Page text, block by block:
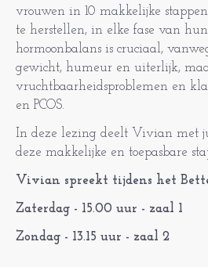
vrouwen in 10 makkelijke
te herstellen, in elke fase van
hormoonbalans is cruciaal,
gewicht, humeur en uiterlijk,
vruchtbaarheidsproblemen en
en PCOS.
In deze lezing deelt Vivian met
deze makkelijke en toepasbare
Vivian spreekt tijdens het
Zaterdag - 15.00 uur - zaal 1
Zondag - 13.15 uur - zaal 2